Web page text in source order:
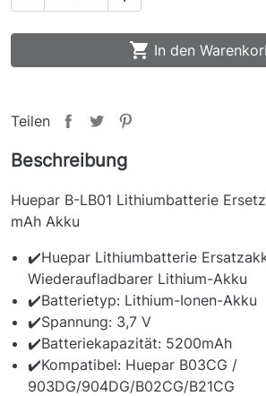
 In den
Teilen
Beschreibung
Huepar B-LB01 Lithiumbatterie
mAh Akku
✔️Huepar Lithiumbatterie
Wiederaufladbarer Lithium-Akku
✔️Batterietyp: Lithium-Ionen-Akku
✔️Spannung: 3,7 V
✔️Batteriekapazität: 5200mAh
✔️Kompatibel: Huepar B03CG /
903DG/904DG/B02CG/B21CG